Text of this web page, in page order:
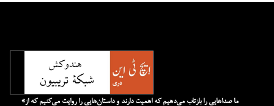
«ما صداهایی را بازتاب می‌دهیم که اهمیت دارند و داستان‌هایی را روایت می‌کنیم که از